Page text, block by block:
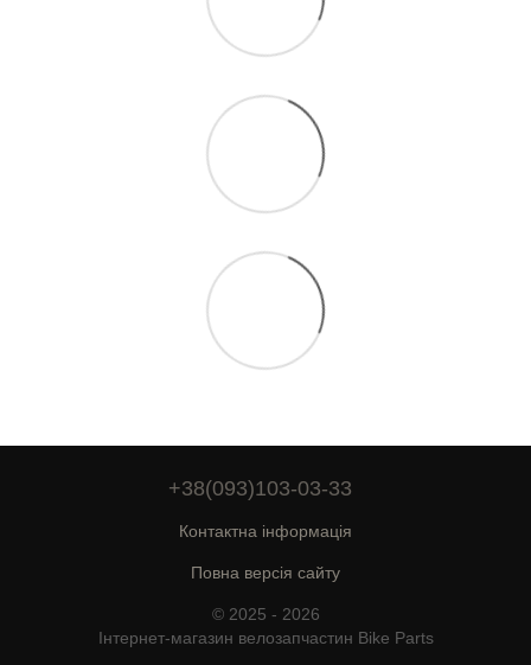
+38(093)103-03-33
Контактна інформація
Повна версія сайту
© 2025 - 2026
Інтернет-магазин велозапчастин Bike Parts